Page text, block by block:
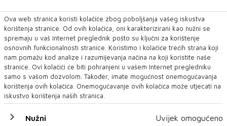
Ova web stranica koristi kolačiće zbog poboljšanja vašeg iskustva
korištenja stranice. Od ovih kolačića, oni karakterizirani kao nužni se
spremaju u vaš Internet preglednik pošto su ključni za korištenje
osnovnih funkcionalnosti stranice. Koristimo i kolačiće trećih strana koji
nam pomažu kod analize i razumijevanja načina na koji koristite naše
stranice. Ovi kolačići će biti pohranjeni u vašem Internet pregledniku
samo s vašom dozvolom. Također, imate mogućnost onemogućavanja
korištenja ovih kolačića. Onemogućavanje ovih kolačića može utjecati na
iskustvo korištenja naših stranica.
Nužni Uvijek omogućeno